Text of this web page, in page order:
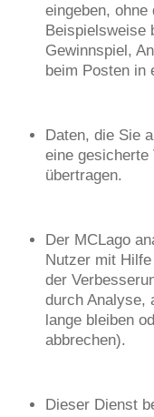
eingeben,
Beispielsweise
Gewinnspiel,
beim Posten in
Daten, die Sie
eine gesicherte
übertragen.
Der MCLago
Nutzer mit
der
durch Analyse,
lange bleiben
abbrechen).
Dieser Dienst